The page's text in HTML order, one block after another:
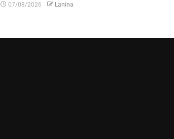
07/08/2026 Lanina